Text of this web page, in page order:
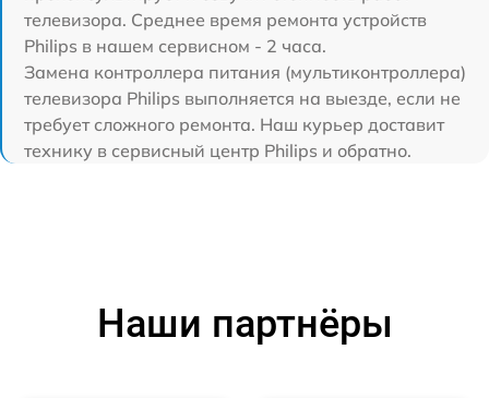
телевизора. Среднее время ремонта устройств
Philips в нашем сервисном - 2 часа.
Замена контроллера питания (мультиконтроллера)
телевизора Philips выполняется на выезде, если не
требует сложного ремонта. Наш курьер доставит
технику в сервисный центр Philips и обратно.
Наши партнёры